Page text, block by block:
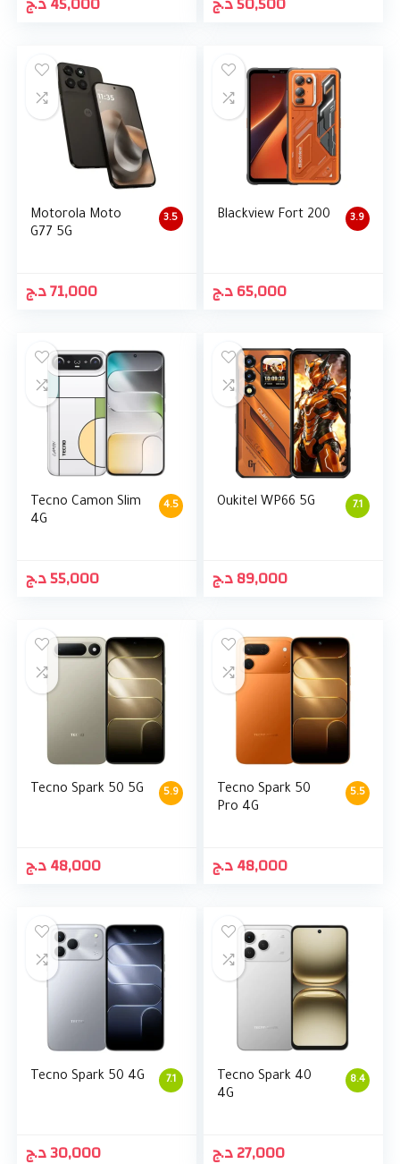
3.5
Motorola Moto
G77 5G
71,000د.ج
3.9
Blackview Fort 200
65,000د.ج
4.5
Tecno Camon Slim
4G
55,000د.ج
7.1
Oukitel WP66 5G
89,000د.ج
5.9
Tecno Spark 50 5G
48,000د.ج
5.5
Tecno Spark 50
Pro 4G
48,000د.ج
7.1
Tecno Spark 50 4G
30,000د.ج
8.4
Tecno Spark 40
4G
27,000د.ج